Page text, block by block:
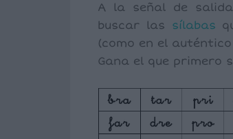
A la señal de
buscar las sílabas
(como en el auténtico
Gana el que primero